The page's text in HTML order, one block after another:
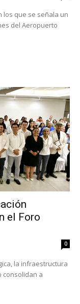
los que se señala un
del Aeropuerto
el Foro
0
la infraestructura
consolidan a